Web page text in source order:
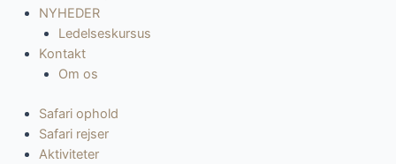
NYHEDER
Ledelseskursus
Kontakt
Om os
Safari ophold
Safari rejser
Aktiviteter